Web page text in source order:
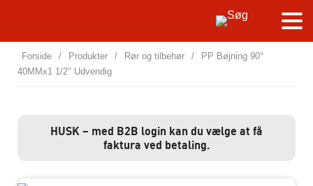
Forside / Produkter / Rør og tilbehør /
PP Bøjning 90°
40MMx1 1/2″ Udvendig
HUSK – med B2B login kan du vælge at få
faktura ved betaling.